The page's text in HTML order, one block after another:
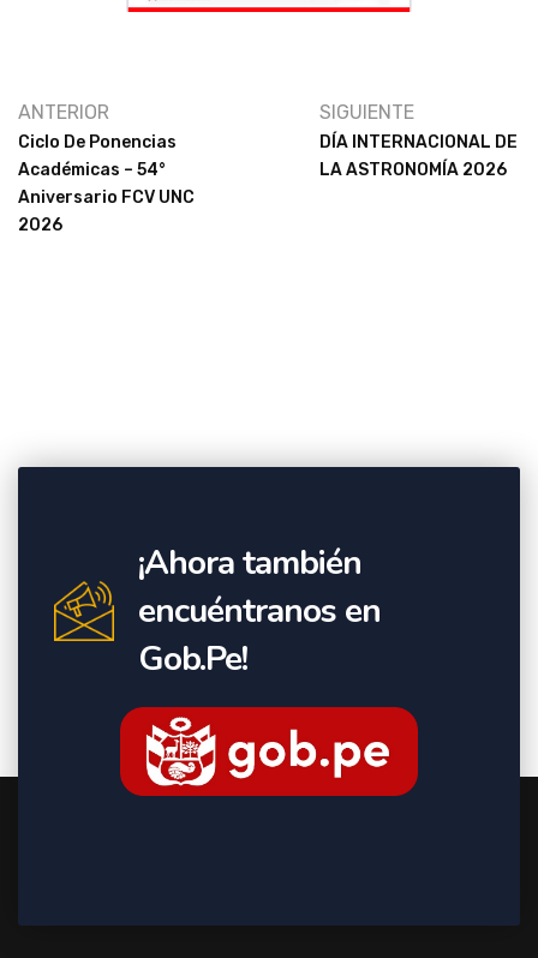
ANTERIOR
Ciclo De Ponencias
Académicas – 54°
Aniversario FCV UNC
2026
SIGUIENTE
DÍA INTERNACIONAL DE
LA ASTRONOMÍA 2026
¡Ahora también
encuéntranos en
Gob.Pe!